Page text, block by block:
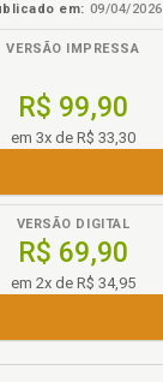
em: 09/04/2026
VERSÃO IMPRESSA
R$ 99,90
em 3x de R$ 33,30
VERSÃO DIGITAL
R$ 69,90
em 2x de R$ 34,95